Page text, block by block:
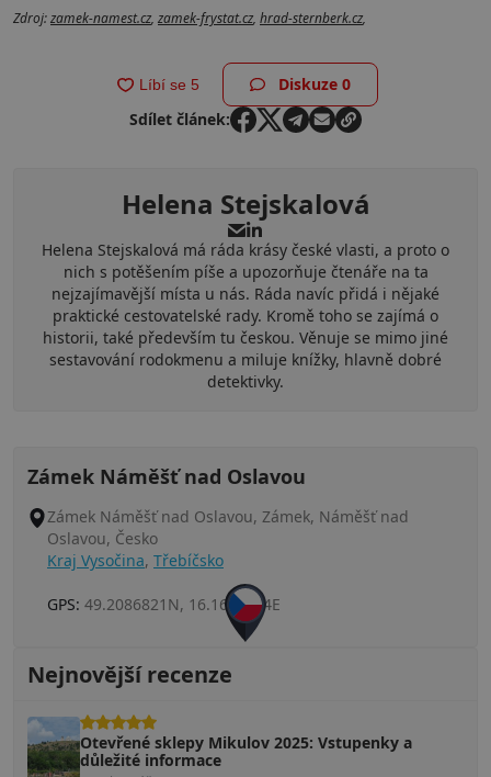
Zdroj:zamek-namest.cz, zamek-frystat.cz, hrad-sternberk.cz,
Diskuze0
Sdílet článek:
Helena Stejskalová
Helena Stejskalová má ráda krásy české vlasti, a proto o
nich s potěšením píše a upozorňuje čtenáře na ta
nejzajímavější místa u nás. Ráda navíc přidá i nějaké
praktické cestovatelské rady. Kromě toho se zajímá o
historii, také především tu českou. Věnuje se mimo jiné
sestavování rodokmenu a miluje knížky, hlavně dobré
detektivky.
Zámek Náměšť nad Oslavou
Zámek Náměšť nad Oslavou, Zámek, Náměšť nad
Oslavou, Česko
Kraj Vysočina, Třebíčsko
GPS: 49.2086821N, 16.1623694E
Nejnovější recenze
Otevřené sklepy Mikulov 2025: Vstupenky a
důležité informace